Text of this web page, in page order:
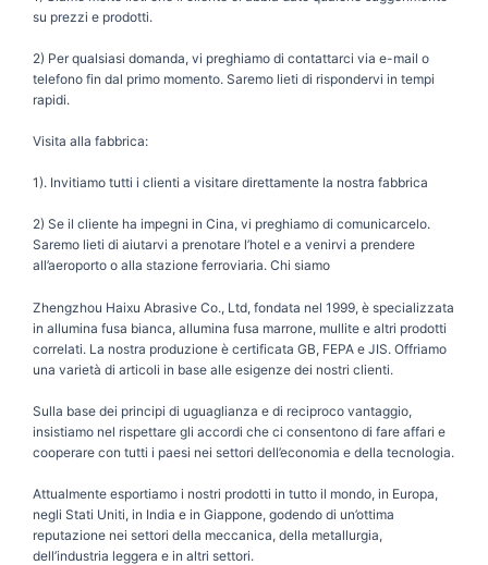
su prezzi e prodotti.
2) Per qualsiasi domanda, vi preghiamo di contattarci via e-mail o
telefono fin dal primo momento. Saremo lieti di rispondervi in ​​tempi
rapidi.
Visita alla fabbrica:
1). Invitiamo tutti i clienti a visitare direttamente la nostra fabbrica
2) Se il cliente ha impegni in Cina, vi preghiamo di comunicarcelo.
Saremo lieti di aiutarvi a prenotare l’hotel e a venirvi a prendere
all’aeroporto o alla stazione ferroviaria. Chi siamo
Zhengzhou Haixu Abrasive Co., Ltd, fondata nel 1999, è specializzata
in allumina fusa bianca, allumina fusa marrone, mullite e altri prodotti
correlati. La nostra produzione è certificata GB, FEPA e JIS. Offriamo
una varietà di articoli in base alle esigenze dei nostri clienti.
Sulla base dei principi di uguaglianza e di reciproco vantaggio,
insistiamo nel rispettare gli accordi che ci consentono di fare affari e
cooperare con tutti i paesi nei settori dell’economia e della tecnologia.
Attualmente esportiamo i nostri prodotti in tutto il mondo, in Europa,
negli Stati Uniti, in India e in Giappone, godendo di un’ottima
reputazione nei settori della meccanica, della metallurgia,
dell’industria leggera e in altri settori.